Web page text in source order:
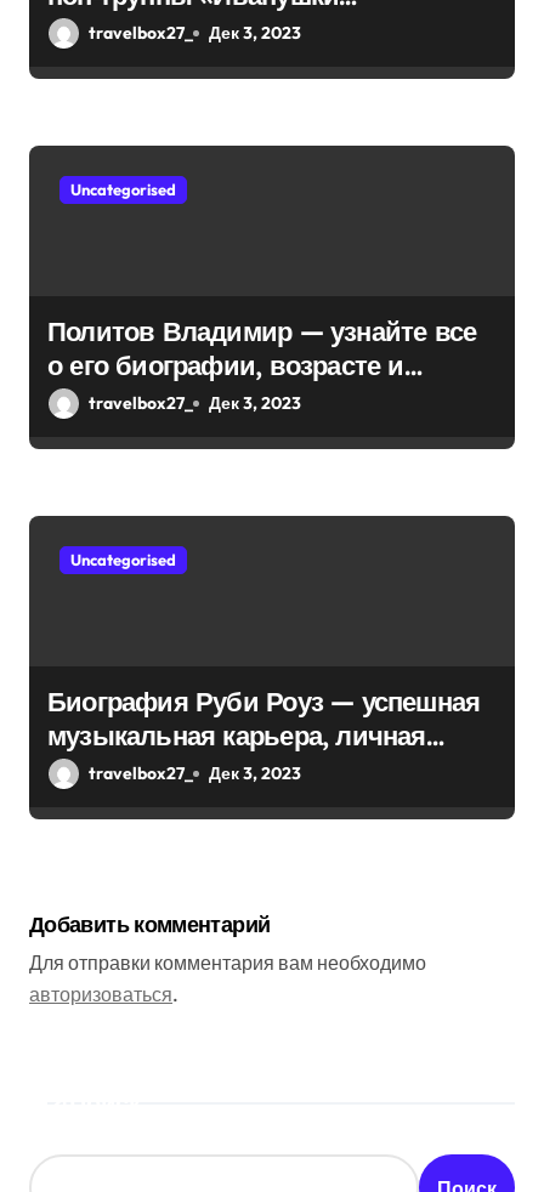
и
с
я
интернешнл» — история успеха,
travelbox27_ Дек 3, 2023
Uncategorised
Политов Владимир — узнайте все
о его биографии, возрасте и
впечатляющих достижениях!
travelbox27_ Дек 3, 2023
Uncategorised
Биография Руби Роуз — успешная
музыкальная карьера, личная
жизнь и знаковые достижения
travelbox27_ Дек 3, 2023
Добавить комментарий
Для отправки комментария вам необходимо
авторизоваться.